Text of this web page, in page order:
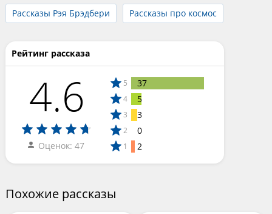
Рассказы Рэя Брэдбери
Рассказы про космос
Рейтинг рассказа
4.6
Оценок: 47
5 37
4 5
3 3
2 0
1 2
Похожие рассказы